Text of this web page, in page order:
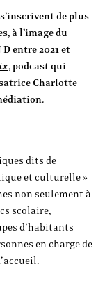
de plus
à l’image du
entre 2021 et
, podcast qui
Charlotte
dits de
et culturelle »
non seulement à
scolaire,
d’habitants
en charge de